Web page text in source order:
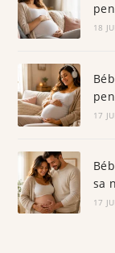
18
17
sa
17